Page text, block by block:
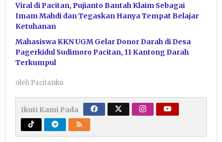
Viral di Pacitan, Pujianto Bantah Klaim Sebagai
Imam Mahdi dan Tegaskan Hanya Tempat Belajar
Ketuhanan
Mahasiswa KKN UGM Gelar Donor Darah di Desa
Pagerkidul Sudimoro Pacitan, 11 Kantong Darah
Terkumpul
oleh Pacitanku
Ikuti Kami Pada